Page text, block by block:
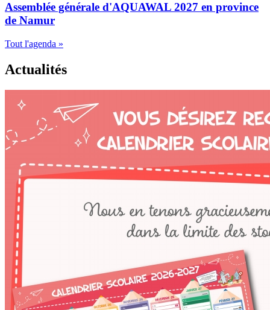
Assemblée générale d'AQUAWAL 2027 en province
de Namur
Tout l'agenda »
Actualités